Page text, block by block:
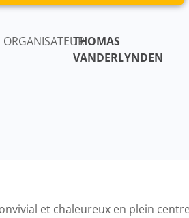
ORGANISATEUR:THOMAS
VANDERLYNDEN
et chaleureux en plein